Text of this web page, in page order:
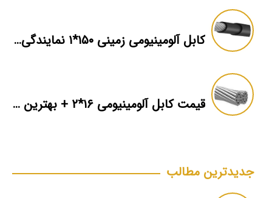
کابل آلومینیومی زمینی ۱۵۰*۱ نمایندگی فروش
قیمت کابل آلومینیومی ۱۶*۲ + بهترین برند بازار + اطلاعات فنی
جدیدترین مطالب